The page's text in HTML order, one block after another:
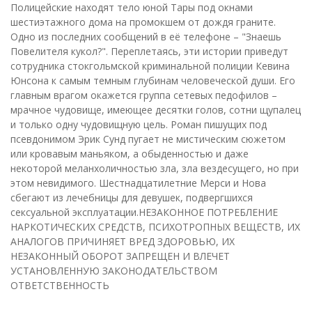
Полицейские находят тело юной Тары под окнами
шестиэтажного дома на промокшем от дождя граните.
Одно из последних сообщений в её телефоне – "Знаешь
Повелителя кукол?". Переплетаясь, эти истории приведут
сотрудника стокгольмской криминальной полиции Кевина
Юнсона к самым темным глубинам человеческой души. Его
главным врагом окажется группа сетевых педофилов –
мрачное чудовище, имеющее десятки голов, сотни щупалец
и только одну чудовищную цель. Роман пишущих под
псевдонимом Эрик Сунд пугает не мистическим сюжетом
или кровавым маньяком, а обыденностью и даже
некоторой меланхоличностью зла, зла вездесущего, но при
этом невидимого. Шестнадцатилетние Мерси и Нова
сбегают из лечебницы для девушек, подвергшихся
сексуальной эксплуатации.НЕЗАКОННОЕ ПОТРЕБЛЕНИЕ
НАРКОТИЧЕСКИХ СРЕДСТВ, ПСИХОТРОПНЫХ ВЕЩЕСТВ, ИХ
АНАЛОГОВ ПРИЧИНЯЕТ ВРЕД ЗДОРОВЬЮ, ИХ
НЕЗАКОННЫЙ ОБОРОТ ЗАПРЕЩЕН И ВЛЕЧЕТ
УСТАНОВЛЕННУЮ ЗАКОНОДАТЕЛЬСТВОМ
ОТВЕТСТВЕННОСТЬ